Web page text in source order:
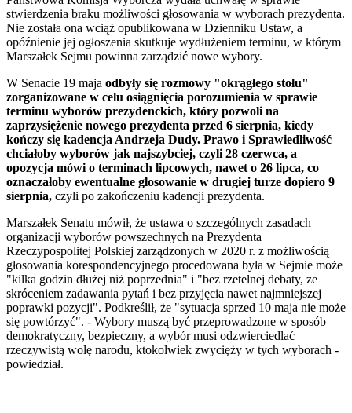
stwierdzenia braku możliwości głosowania w wyborach prezydenta.
Nie została ona wciąż opublikowana w Dzienniku Ustaw, a
opóźnienie jej ogłoszenia skutkuje wydłużeniem terminu, w którym
Marszałek Sejmu powinna zarządzić nowe wybory.
W Senacie 19 maja odbyły się rozmowy "okrągłego stołu"
zorganizowane w celu osiągnięcia porozumienia w sprawie
terminu wyborów prezydenckich, który pozwoli na
zaprzysiężenie nowego prezydenta przed 6 sierpnia, kiedy
kończy się kadencja Andrzeja Dudy. Prawo i Sprawiedliwość
chciałoby wyborów jak najszybciej, czyli 28 czerwca, a
opozycja mówi o terminach lipcowych, nawet o 26 lipca, co
oznaczałoby ewentualne głosowanie w drugiej turze dopiero 9
sierpnia, czyli po zakończeniu kadencji prezydenta.
Marszałek Senatu mówił, że ustawa o szczególnych zasadach
organizacji wyborów powszechnych na Prezydenta
Rzeczypospolitej Polskiej zarządzonych w 2020 r. z możliwością
głosowania korespondencyjnego procedowana była w Sejmie może
"kilka godzin dłużej niż poprzednia" i "bez rzetelnej debaty, ze
skróceniem zadawania pytań i bez przyjęcia nawet najmniejszej
poprawki pozycji". Podkreślił, że "sytuacja sprzed 10 maja nie może
się powtórzyć". - Wybory muszą być przeprowadzone w sposób
demokratyczny, bezpieczny, a wybór musi odzwierciedlać
rzeczywistą wolę narodu, ktokolwiek zwycięży w tych wyborach -
powiedział.